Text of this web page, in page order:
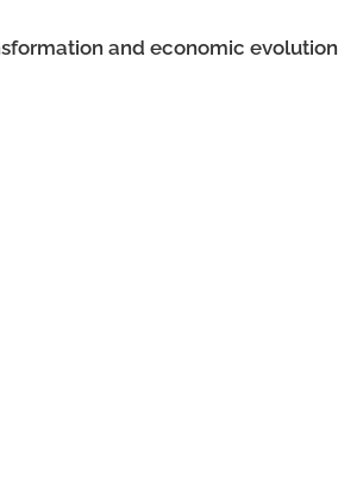
and economic evolution